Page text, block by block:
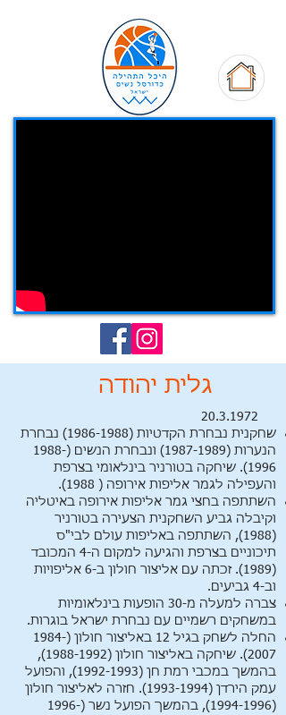
גלית יהודה
20.3.1972
שחקנית נבחרת הקדטיות (1986-1988)
נבחרת
הנערות (1987-1989) ונבחרת הנשים
(1988-
1996) . שיחקה בטורניר בינלאומי בצרפת
והעפילה לגמר אליפות אירופה ( 1988).
השתתפה בחצי גמר אליפות אירופה באיטליה
וקיבלה גביע השחקנית הצעירה בטורניר
(1988), השתתפה באליפות עולם לבי"ס
תיכוניים בצרפת והגיעה למקום ה-4 המכובד
(1989). זכתה עם אליצור חולון ב-6 אליפויות
וב-4 גביעים.
צברה למעלה מ-30 הופעות בינלאומיות
במשחקים רשמיים עם נבחרת ישראל בוגרות.
החלה לשחק בגיל 12 באליצור חולון
(1984-
2007) . שיחקה באליצור חולון (1988-1992)
,
בהמשך במכבי רמת חן (1992-1993)
, והפועל
עמק הירדן (1993-1994)
. חזרה לאליצור חולון
(1994-1996)
, בהמשך הפועל נשר
(1996-